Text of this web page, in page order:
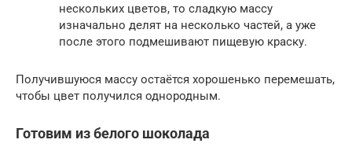
нескольких цветов, то сладкую массу
изначально делят на несколько частей, а уже
после этого подмешивают пищевую краску.
Получившуюся массу остаётся хорошенько перемешать,
чтобы цвет получился однородным.
Готовим из белого шоколада